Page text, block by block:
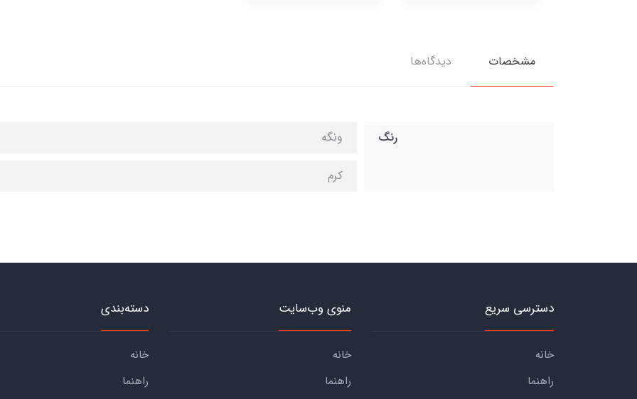
مشخصات دیدگاه‌ها
رنگ ونگه
کرم
دسترسی سریع
خانه
راهنما
منوی وب‌سایت
خانه
راهنما
دسته‌بندی
خانه
راهنما